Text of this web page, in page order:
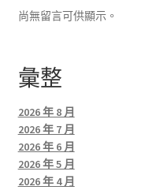
尚無留言可供顯示。
彙整
2026 年 8 月
2026 年 7 月
2026 年 6 月
2026 年 5 月
2026 年 4 月